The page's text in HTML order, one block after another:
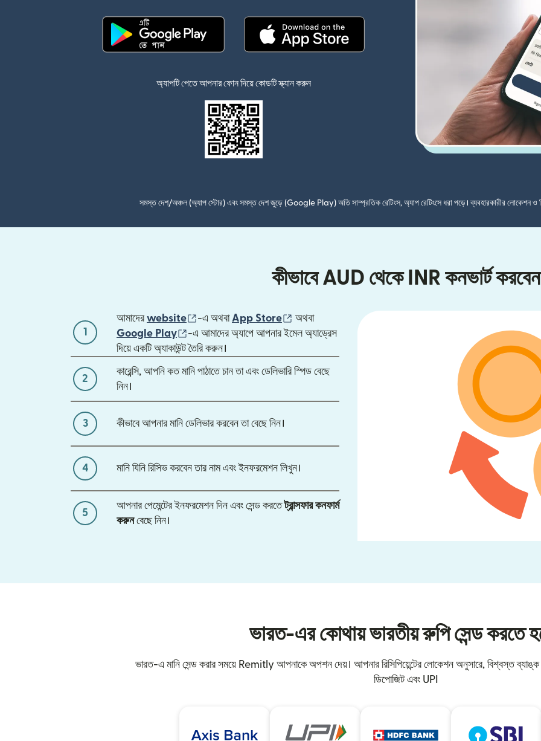
অ্যাপটি পেতে আপনার ফোন দিয়ে কোডটি স্ক্যান করুন
সমস্ত দেশ/অঞ্চল (অ্যাপ স্টোর) এবং সমস্ত দেশ জুড়ে (Google Play) অতি সাম্প্রতিক রেটিংস, অ্যাপ রেটিংসে ধরা পড়ে। ব্যবহারকারীর লোকেশন ও
কীভাবে AUD থেকে INR কনভার্ট করবেন
1
আমাদেরwebsite (নতুন উইন্ডোতে খুলবে)
-এ অথবা App Store (নতুন উইন্ডোতে খুলবে)
অথবা
Google Play
(নতুন উইন্ডোতে খুলবে)
-এ আমাদের অ্যাপে আপনার ইমেল অ্যাড্রেস
দিয়ে একটি অ্যাকাউন্ট তৈরি করুন।
2
কারেন্সি, আপনি কত মানি পাঠাতে চান তা এবং ডেলিভারি স্পিড বেছে
নিন।
3 কীভাবে আপনার মানি ডেলিভার করবেন তা বেছে নিন।
4 মানি যিনি রিসিভ করবেন তার নাম এবং ইনফরমেশন লিখুন।
5
আপনার পেমেন্টের ইনফরমেশন দিন এবং সেন্ড করতেট্রান্সফার কনফার্ম
করুনবেছে নিন।
ভারত-এর কোথায় ভারতীয় রুপি সেন্ড করতে
ভারত-এ মানি সেন্ড করার সময়ে Remitly আপনাকে অপশন দেয়। আপনার রিসিপিয়েন্টের লোকেশন অনুসারে, বিশ্বস্ত
ডিপোজিট এবং UPI